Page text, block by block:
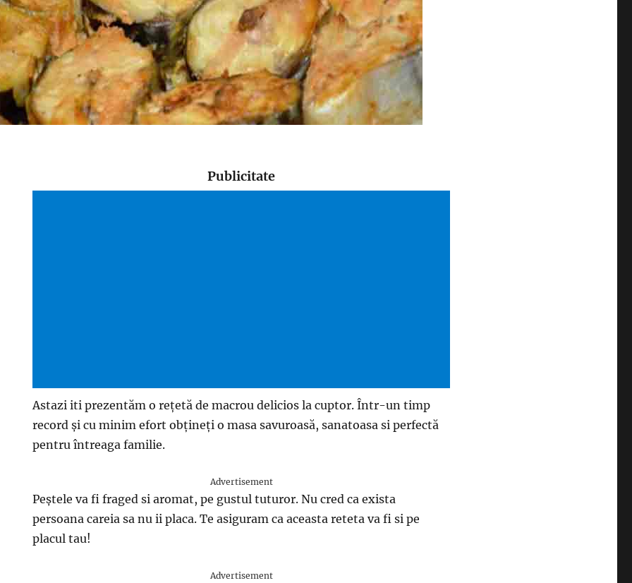
Publicitate
Astazi iti prezentăm o rețetă de macrou delicios la cuptor. Într-un timp
record și cu minim efort obțineți o masa savuroasă, sanatoasa si perfectă
pentru întreaga familie.
Advertisement
Peștele va fi fraged si aromat, pe gustul tuturor. Nu cred ca exista
persoana careia sa nu ii placa. Te asiguram ca aceasta reteta va fi si pe
placul tau!
Advertisement